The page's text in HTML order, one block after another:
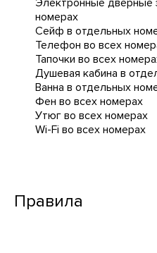
Электронные дверные
номерах
Сейф в отдельных
Телефон во всех
Тапочки во всех
Душевая кабина в
Ванна в отдельных
Фен во всех номерах
Утюг во всех номерах
Wi-Fi во всех номерах
Правила